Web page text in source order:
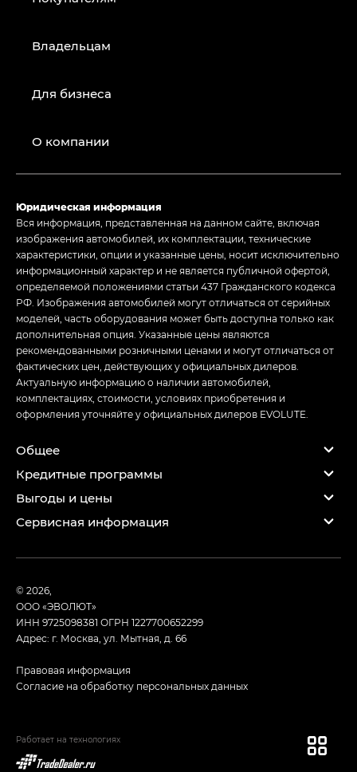
Владельцам
Для бизнеса
О компании
Юридическая информация
Вся информация, представленная на данном сайте, включая
изображения автомобилей, их комплектации, технические
характеристики, опции и указанные цены, носит исключительно
информационный характер и не является публичной офертой,
определяемой положениями статьи 437 Гражданского кодекса
РФ. Изображения автомобилей могут отличаться от серийных
моделей, часть оборудования может быть доступна только как
дополнительная опция. Указанные цены являются
рекомендованными розничными ценами и могут отличаться от
фактических цен, действующих у официальных дилеров.
Актуальную информацию о наличии автомобилей,
комплектациях, стоимости, условиях приобретения и
оформления уточняйте у официальных дилеров EVOLUTE.
Общее
Кредитные программы
Выгоды и цены
Сервисная информация
© 2026,
ООО «ЭВОЛЮТ»
ИНН 9725098381 ОГРН 1227700652299
Адрес: г. Москва, ул. Мытная, д. 66
Правовая информация
Согласие на обработку персональных данных
Работает на технологиях